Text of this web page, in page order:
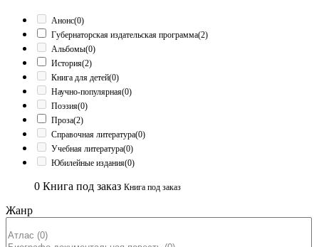
Анонс(0)
Губернаторская издательская программа(2)
Альбомы(0)
История(2)
Книга для детей(0)
Научно-популярная(0)
Поэзия(0)
Проза(2)
Справочная литература(0)
Учебная литература(0)
Юбилейные издания(0)
0 Книга под заказ Книга под заказ
Жанр